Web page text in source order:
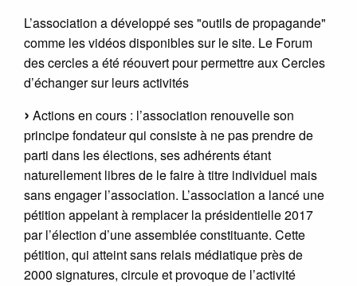
L’association a développé ses "outils de propagande"
comme les vidéos disponibles sur le site. Le Forum
des cercles a été réouvert pour permettre aux Cercles
d’échanger sur leurs activités
Actions en cours : l’association renouvelle son
principe fondateur qui consiste à ne pas prendre de
parti dans les élections, ses adhérents étant
naturellement libres de le faire à titre individuel mais
sans engager l’association. L’association a lancé une
pétition appelant à remplacer la présidentielle 2017
par l’élection d’une assemblée constituante. Cette
pétition, qui atteint sans relais médiatique près de
2000 signatures, circule et provoque de l’activité